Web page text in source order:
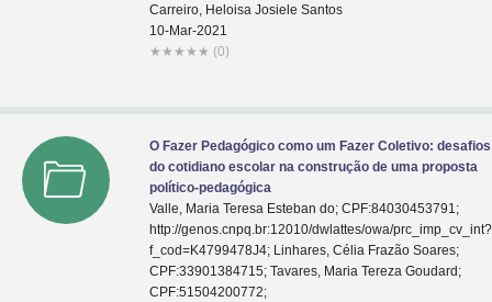
Carreiro, Heloisa Josiele Santos
10-Mar-2021
★ ★ ★ ★ ★ (0)
O Fazer Pedagógico como um Fazer Coletivo: desafios
do cotidiano escolar na construção de uma proposta
político-pedagógica
Valle, Maria Teresa Esteban do; CPF:84030453791;
http://genos.cnpq.br:12010/dwlattes/owa/prc_imp_cv_int?
f_cod=K4799478J4; Linhares, Célia Frazão Soares;
CPF:33901384715; Tavares, Maria Tereza Goudard;
CPF:51504200772;